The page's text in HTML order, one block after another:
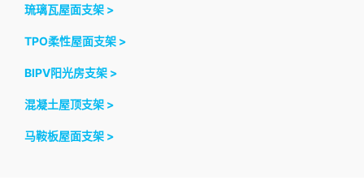
琉璃瓦屋面支架 >
TPO柔性屋面支架 >
BIPV阳光房支架 >
混凝土屋顶支架 >
马鞍板屋面支架 >